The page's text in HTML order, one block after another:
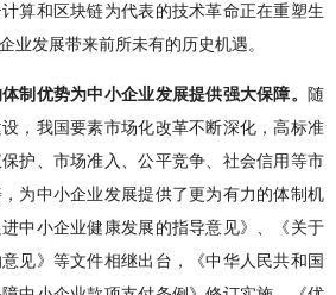
算和区块链为代表的技术革命正在重塑生
业发展带来前所未有的历史机遇。
制优势为中小企业发展提供强大保障。 随
，我国要素市场化改革不断深化，高标准
护、市场准入、公平竞争、社会信用等市
为中小企业发展提供了更为有力的体制机
中小企业健康发展的指导意见》、《关于
见》等文件相继出台，《中华人民共和国